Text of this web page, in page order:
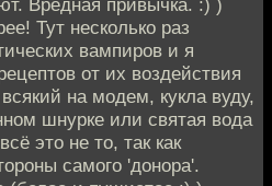
Вредная привычка. :) )
Тут несколько раз
вампиров и я
от их воздействия
на модем, кукла вуду,
шнурке или святая вода
это не то, так как
самого 'донора'.